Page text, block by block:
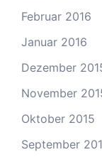
Februar 2016
Januar 2016
Dezember
November
Oktober 2015
September